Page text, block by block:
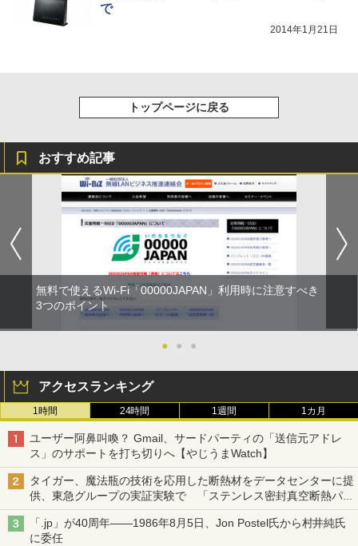
で
2014年1月21日
トップページに戻る
おすすめ記事
無料で使えるWi-Fi「00000JAPAN」利用時に注意すべき
3つのポイント
● ● ●
アクセスランキング
1時間 24時間 1週間 1カ月
ユーザー阿鼻叫喚？ Gmail、サードパーティの「送信元アドレ
ス」のサポートを打ち切りへ【やじうまWatch】
タイガー、魔法瓶の技術を応用した断熱材をデータセンターに提
供、東急グループの実証実験で 「ステンレス密封真空断熱パネ
ル TIVIP」
「.jp」が40周年――1986年8月5日、Jon Postel氏から村井純氏
に委任